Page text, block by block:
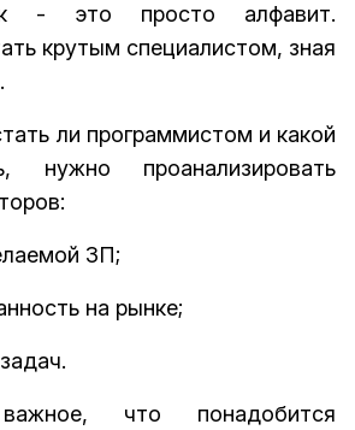
- это просто алфавит.
крутым специалистом, зная
ли программистом и какой
нужно проанализировать
ЗП;
на рынке;
что понадобится